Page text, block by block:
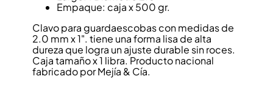
Empaque: caja x 500 gr.
Clavo para guardaescobas con medidas de
2.0 mm x 1". tiene una forma lisa de alta
dureza que logra un ajuste durable sin roces.
Caja tamaño x 1 libra. Producto nacional
fabricado por Mejía & Cía.